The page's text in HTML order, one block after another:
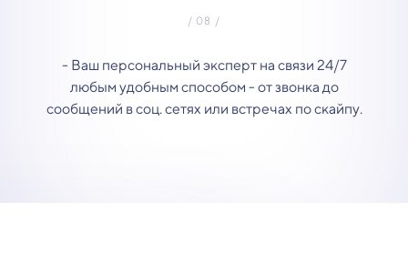
- Ваш персональный эксперт на связи 24/7
любым удобным способом - от звонка до
сообщений в соц. сетях или встречах по скайпу.